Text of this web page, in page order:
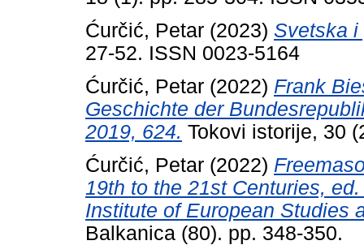
Ćurčić, Petar (2023) Svetska i
27-52. ISSN 0023-5164
Ćurčić, Petar (2022) Frank
Geschichte der
2019, 624. Tokovi istorije, 30
Ćurčić, Petar (2022)
19th to the 21st Centuries,
Institute of European Studies
Balkanica (80). pp. 348-350.